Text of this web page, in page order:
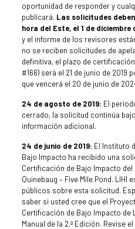
oportunidad de responder y
publicará. Las solicitudes
hora del Este, el 1 de diciembre
y el informe de los revisores
no se reciben solicitudes de
definitiva, el plazo de
#166) será el 21 de junio de 2019
que vencerá el 20 de junio de
24 de agosto de 2019: El
cerrado, la solicitud continúa
información adicional.
24 de junio de 2019: El Instituto
Bajo Impacto ha recibido una
Certificación de Bajo Impacto
Quinebaug – Five Mile Pond.
públicos sobre esta solicitud.
saber si usted cree que el
Certificación de Bajo Impacto de
Manual de la 2.ª Edición. Revise